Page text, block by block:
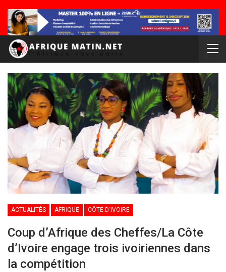
ACTUALITÉS AFRIQUE CÔTE D'IVOIRE
Coup d’Afrique des Cheffes/La Côte
d’Ivoire engage trois ivoiriennes dans
la compétition